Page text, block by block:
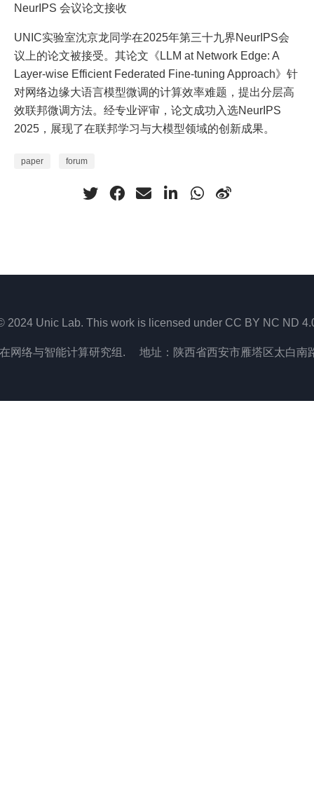
NeurIPS 会议论文接收
UNIC实验室沈京龙同学在2025年第三十九界NeurIPS会
议上的论文被接受。其论文《LLM at Network Edge: A
Layer-wise Efficient Federated Fine-tuning Approach》针
对网络边缘大语言模型微调的计算效率难题，提出分层高
效联邦微调方法。经专业评审，论文成功入选NeurIPS
2025，展现了在联邦学习与大模型领域的创新成果。
paper forum
2024 Unic Lab. This work is licensed under CC BY NC ND
网络与智能计算研究组. 地址：陕西省西安市雁塔区太白南